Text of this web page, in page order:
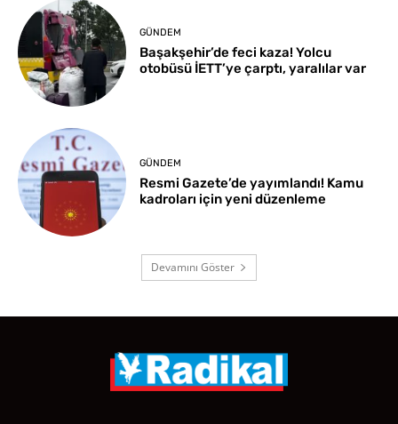
GÜNDEM
Başakşehir’de feci kaza! Yolcu
otobüsü İETT’ye çarptı, yaralılar var
GÜNDEM
Resmi Gazete’de yayımlandı! Kamu
kadroları için yeni düzenleme
Devamını Göster